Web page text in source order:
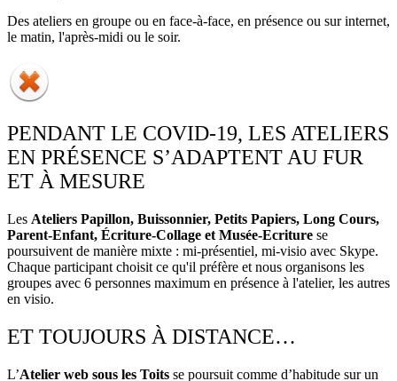
Des ateliers en groupe ou en face-à-face, en présence ou sur internet,
le matin, l'après-midi ou le soir.
PENDANT LE COVID-19, LES ATELIERS
EN PRÉSENCE S’ADAPTENT AU FUR
ET À MESURE
Les Ateliers Papillon, Buissonnier, Petits Papiers, Long Cours,
Parent-Enfant, Écriture-Collage et Musée-Ecriture se
poursuivent de manière mixte : mi-présentiel, mi-visio avec Skype.
Chaque participant choisit ce qu'il préfère et nous organisons les
groupes avec 6 personnes maximum en présence à l'atelier, les autres
en visio.
ET TOUJOURS À DISTANCE…
L’Atelier web sous les Toits se poursuit comme d’habitude sur un